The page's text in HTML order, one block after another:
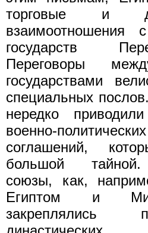
торговые и
государств
Переговоры
государствами
специальных
нередко
военно-
соглашений,
большой тайной.
союзы, как,
Египтом и